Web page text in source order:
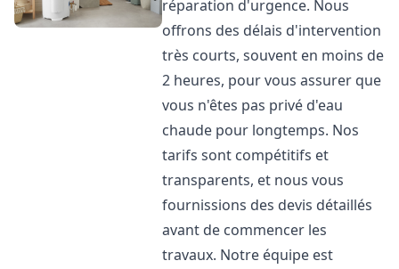
réparation d'urgence. Nous
offrons des délais d'intervention
très courts, souvent en moins de
2 heures, pour vous assurer que
vous n'êtes pas privé d'eau
chaude pour longtemps. Nos
tarifs sont compétitifs et
transparents, et nous vous
fournissions des devis détaillés
avant de commencer les
travaux. Notre équipe est